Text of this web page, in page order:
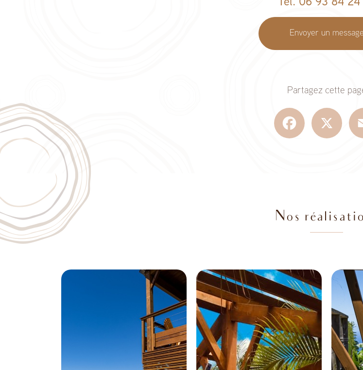
Tél. 06 93 84 24
Envoyer un message
Partagez cette
Facebook
Nos